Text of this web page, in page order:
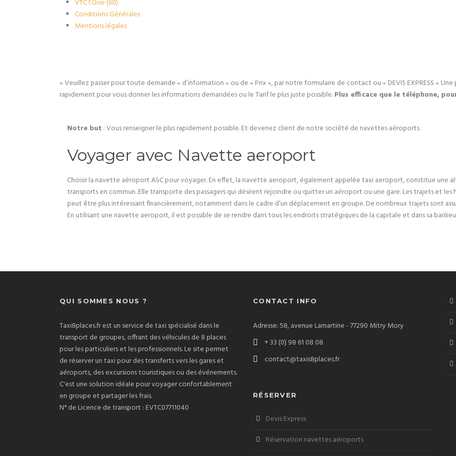
VTC l’Oise (60)
Conditions Générales
Mentions légales
« Veuillez passer pour toute demande « d’information » ou de « Prix », par notre formulaire de contact ou « DEVIS EXPRESS »
rapidement pour vous donner les informations demandées ou le Tarif le plus juste possible.Plus efficace que le téléphone,
Notre but : Vous renseigner le plus rapidement possible. Et devenez client de notre société de navettes aéroports.
Voyager avec Navette aeroport
Choisir la navette aéroport ASC pour voyager. En effet, la navette aeroport, également appelée taxi aeroport, constitue une
transports en commun. Elle transporte des passagers qui désirent rejoindre ou quitter un aéroport ou une gare. Les trajets et
peut être plus intéressant financièrement, notamment dans le cadre d’un déplacement en groupe. De nombreux trajets sont
En utilisant une navette aeroport, il est possible de se rendre dans tous les endroits stratégiques de la capitale et dans sa
QUI SOMMES NOUS ?
Taxi8places.fr est un service de taxi spécialisé dans le
transport de groupes, offrant des véhicules de 8 places
pour les particuliers et les professionnels. Le site permet
de réserver un taxi pour des transferts vers les gares et
aéroports, des excursions touristiques ou des événements.
C'est une solution idéale pour voyager confortablement
en groupe et partager les frais.
N° de Licence de transport : EVTC07711040
CONTACT INFO
Adresse: 58, avenue Lamartine - 77290 Mitry Mory
+ 33 (0) 98 61 08 08
contact@taxis8places.fr
RÉSERVER
Devis Express
Réservation navettes aéroports